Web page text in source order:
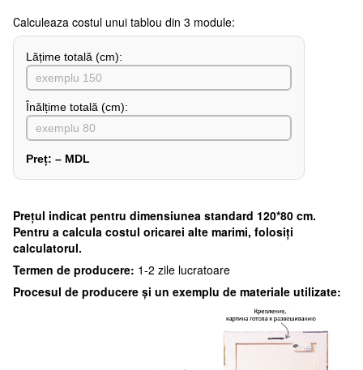
Сalculeaza costul unui tablou din 3 module:
Lățime totală (cm):
Înălțime totală (cm):
Preț: – MDL
Preţul indicat pentru dimensiunea standard 120*80 cm.
Pentru a calcula costul oricarei alte marimi, folosiți
calculatorul.
Termen de producere: 1-2 zile lucratoare
Procesul de producere și un exemplu de materiale utilizate: